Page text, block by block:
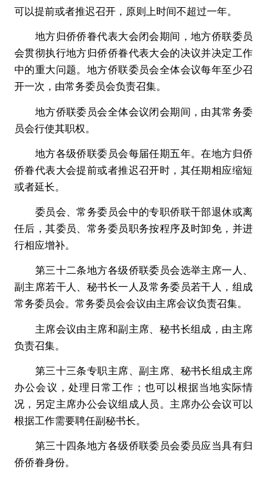
可以提前或者推迟召开，原则上时间不超过一年。
地方归侨侨眷代表大会闭会期间，地方侨联委员
会贯彻执行地方归侨侨眷代表大会的决议并决定工作
中的重大问题。地方侨联委员会全体会议每年至少召
开一次，由常务委员会负责召集。
地方侨联委员会全体会议闭会期间，由其常务委
员会行使其职权。
地方各级侨联委员会每届任期五年。在地方归侨
侨眷代表大会提前或者推迟召开时，其任期相应缩短
或者延长。
委员会、常务委员会中的专职侨联干部退休或离
任后，其委员、常务委员职务按程序及时卸免，并进
行相应增补。
第三十二条地方各级侨联委员会选举主席一人、
副主席若干人、秘书长一人及常务委员若干人，组成
常务委员会。常务委员会会议由主席会议负责召集。
主席会议由主席和副主席、秘书长组成，由主席
负责召集。
第三十三条专职主席、副主席、秘书长组成主席
办公会议，处理日常工作；也可以根据当地实际情
况，另定主席办公会议组成人员。主席办公会议可以
根据工作需要聘任副秘书长。
第三十四条地方各级侨联委员会委员应当具有归
侨侨眷身份。